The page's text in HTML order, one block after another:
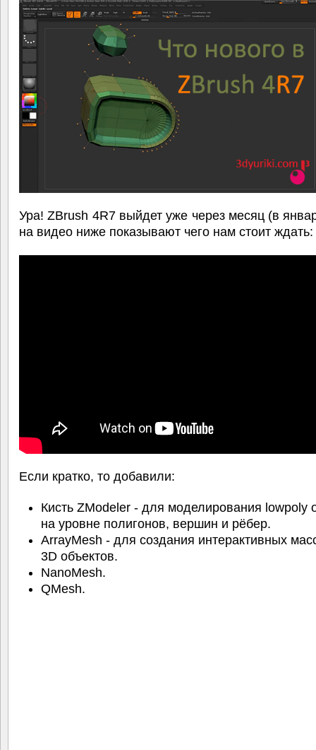
Ура! ZBrush 4R7 выйдет уже через месяц (в
на видео ниже показывают чего нам стоит ждать:
Если кратко, то добавили:
Кисть ZModeler - для моделирования lowpoly
на уровне полигонов, вершин и рёбер.
ArrayMesh - для создания интерактивных
3D объектов.
NanoMesh.
QMesh.